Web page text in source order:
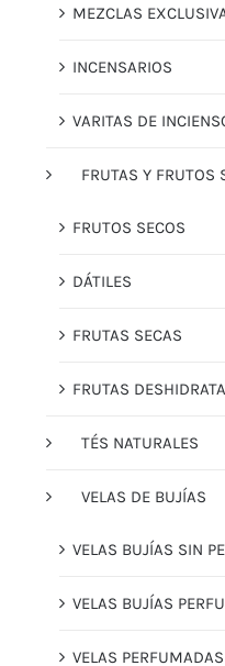
MEZCLAS
INCENSARIOS
VARITAS DE
FRUTAS Y FRUTOS
FRUTOS SECOS
DÁTILES
FRUTAS SECAS
FRUTAS
TÉS NATURALES
VELAS DE BUJÍAS
VELAS BUJÍAS SIN
VELAS BUJÍAS
VELAS